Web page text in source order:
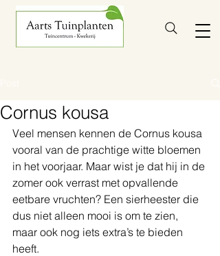
Cornus kousa
Veel mensen kennen de Cornus kousa
vooral van de prachtige witte bloemen
in het voorjaar. Maar wist je dat hij in de
zomer ook verrast met opvallende
eetbare vruchten? Een sierheester die
dus niet alleen mooi is om te zien,
maar ook nog iets extra’s te bieden
heeft.